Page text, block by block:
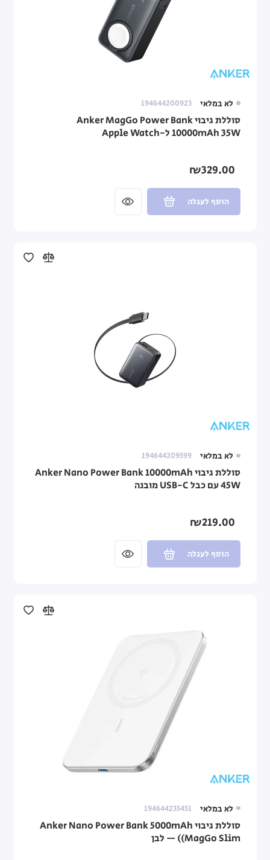
לא במלאי 194644200923
סוללת גיבוי Anker MagGo Power Bank
10000mAh 35W ל-Apple Watch
₪329.00
הוסף לעגלה
לא במלאי 194644209599
סוללת גיבוי Anker Nano Power Bank 10000mAh
45W עם כבל USB-C מובנה
₪219.00
הוסף לעגלה
לא במלאי 194644235451
סוללת גיבוי Anker Nano Power Bank 5000mAh
(MagGo Slim) — לבן